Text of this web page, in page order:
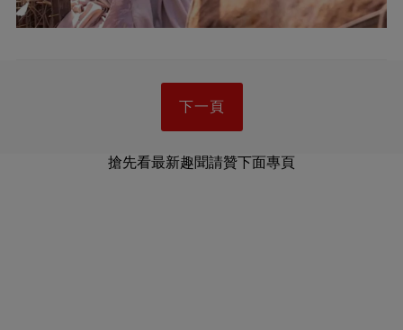
下一頁
搶先看最新趣聞請贊下面專頁